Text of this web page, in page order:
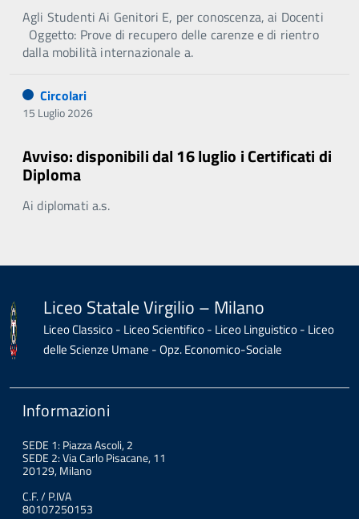
Agli Studenti Ai Genitori E, per conoscenza, ai Docenti
Oggetto: Prove di recupero delle carenze e di rientro
dalla mobilità internazionale a.
Circolari
15 Luglio 2026
Avviso: disponibili dal 16 luglio i Certificati di
Diploma
Ai diplomati a.s.
Liceo Statale Virgilio – Milano
Liceo Classico - Liceo Scientifico - Liceo Linguistico - Liceo
delle Scienze Umane - Opz. Economico-Sociale
Informazioni
SEDE 1: Piazza Ascoli, 2
SEDE 2: Via Carlo Pisacane, 11
20129, Milano
C.F. / P.IVA
80107250153